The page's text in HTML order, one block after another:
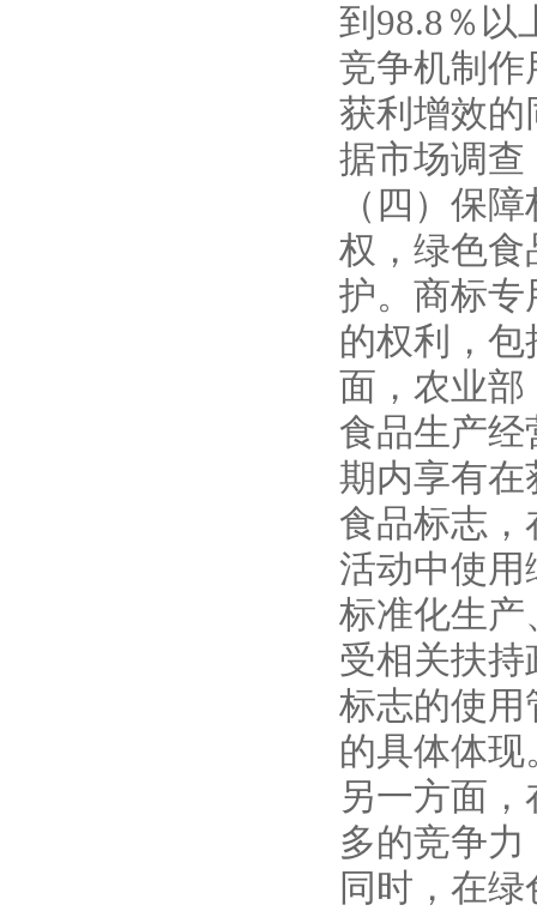
到98.8％以
竞争机制作
获利增效的
据市场调查
（四）保
权，绿色食
护。商标专
的权利，
面，农业部
食品生产
期内享有在
食品标志
活动中使用
标准化生产
受相关扶
标志的使用
的具体体现
另一方面
多的竞争
同时，在